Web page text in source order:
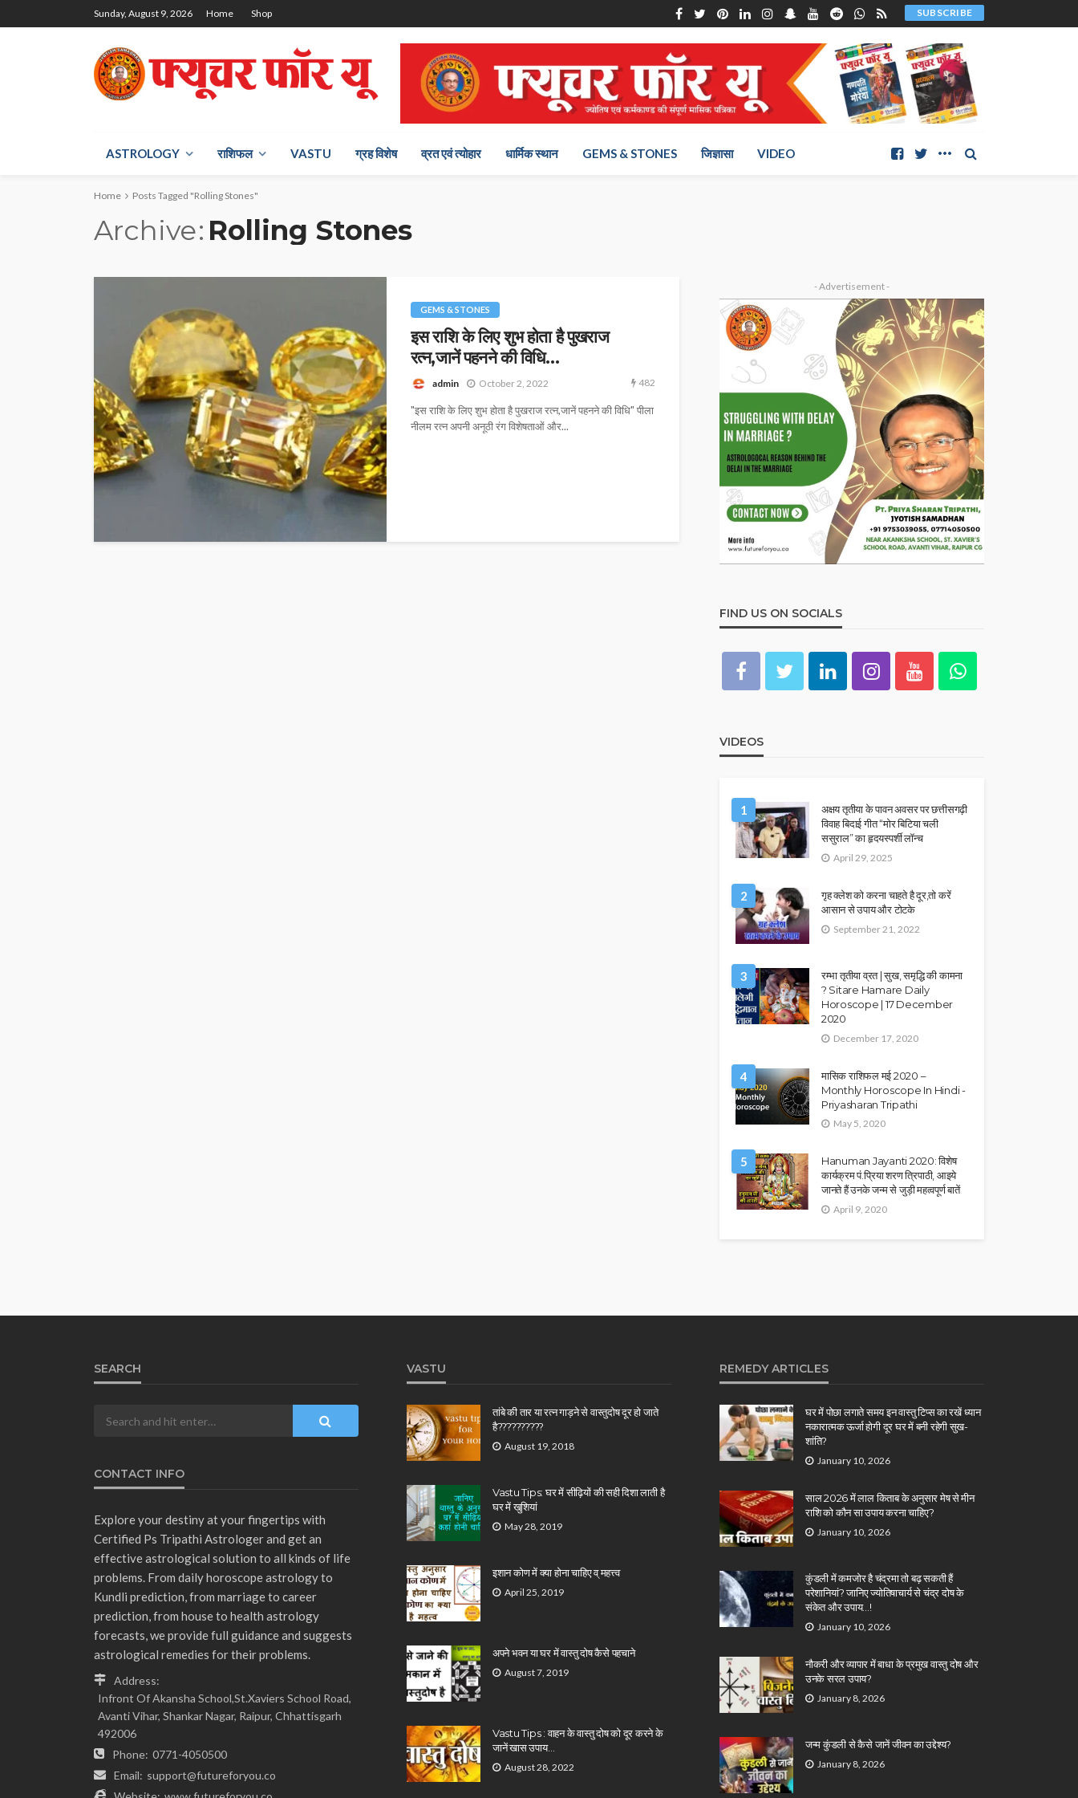
Sunday, August 9, 2026 Home Shop SUBSCRIBE
ASTROLOGY राश‍िफल VASTU ग्रह विशेष व्रत एवं त्योहार धार्मिक स्थान GEMS & STONES जिज्ञासा VIDEO
Home Posts Tagged "Rolling Stones"
Archive Rolling Stones
GEMS & STONES
इस राशि के लिए शुभ होता है पुखराज
रत्न,जानें पहनने की विधि…
admin October 2, 2022 482
"इस राशि के लिए शुभ होता है पुखराज रत्न,जानें पहनने की विधि" पीला
नीलम रत्न अपनी अनूठी रंग विशेषताओं और...
- Advertisement -
FIND US ON SOCIALS
VIDEOS
1
अक्षय तृतीया के पावन अवसर पर छत्तीसगढ़ी
विवाह बिदाई गीत “मोर बिटिया चली
ससुराल” का हृदयस्पर्शी लॉन्च
April 29, 2025
2
गृह क्लेश को करना चाहते है दूर,तो करें
आसान से उपाय और टोटके
September 21, 2022
3
रम्भा तृतीया व्रत | सुख, समृद्धि की कामना
? Sitare Hamare Daily
Horoscope | 17 December
2020
December 17, 2020
4
मासिक राशिफल मई 2020 –
Monthly Horoscope In Hindi -
Priyasharan Tripathi
May 5, 2020
5
Hanuman Jayanti 2020: विशेष
कार्यक्रम पं.प्रिया शरण त्रिपाठी, आइये
जानते हैं उनके जन्म से जुड़ी महत्वपूर्ण बातें
April 9, 2020
SEARCH
CONTACT INFO
Explore your destiny at your fingertips with
Certified Ps Tripathi Astrologer and get an
effective astrological solution to all kinds of life
problems. From daily horoscope astrology to
Kundli prediction, from marriage to career
prediction, from house to health astrology
forecasts, we provide full guidance and suggests
astrological remedies for their problems.
Address:
Infront Of Akansha School,St.Xaviers School Road,
Avanti Vihar, Shankar Nagar, Raipur, Chhattisgarh
492006
Phone: 0771-4050500
Email: support@futureforyou.co
VASTU
तांबे की तार या रत्न गाड़ने से वास्तुदोष दूर हो जाते
है??????????
August 19, 2018
Vastu Tips: घर में सीढ़ियों की सही दिशा लाती है
घर में खुशियां
May 28, 2019
इशान कोण में क्या होना चाहिए व् महत्त्व
April 25, 2019
अपने भवन या घर में वास्तु दोष कैसे पहचाने
August 7, 2019
Vastu Tips : वाहन के वास्तु दोष को दूर करने के
जानें खास उपाय…
August 28, 2022
REMEDY ARTICLES
घर में पोछा लगाते समय इन वास्तु टिप्स का रखें ध्यान
नकारात्मक ऊर्जा होगी दूर घर में बनी रहेगी सुख-
शांति?
January 10, 2026
साल 2026 में लाल किताब के अनुसार मेष से मीन
राशि को कौन सा उपाय करना चाहिए?
January 10, 2026
कुंडली में कमजोर है चंद्रमा तो बढ़ सकती हैं
परेशानियां? जानिए ज्योतिषाचार्य से चंद्र दोष के
संकेत और उपाय…!
January 10, 2026
नौकरी और व्यापार में बाधा के प्रमुख वास्तु दोष और
उनके सरल उपाय?
January 8, 2026
जन्म कुंडली से कैसे जानें जीवन का उद्देश्य?
January 8, 2026